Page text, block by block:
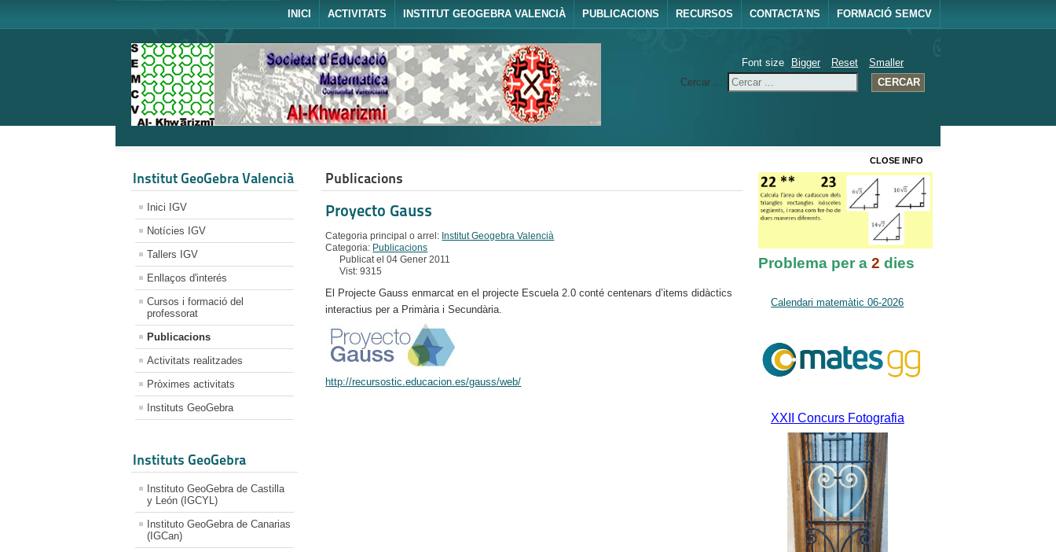
INICI ACTIVITATS INSTITUT GEOGEBRA VALENCIÀ PUBLICACIONS RECURSOS CONTACTA'NS FORMACIÓ SEMCV
Font size Bigger Reset
Smaller
Cercar ...
CERCAR
Institut GeoGebra Valencià
Inici IGV
Notícies IGV
Tallers IGV
Enllaços d'interés
Cursos i formació del
professorat
Publicacions
Activitats realitzades
Pròximes activitats
Instituts GeoGebra
Instituts GeoGebra
Instituto GeoGebra de Castilla
y León (IGCYL)
Instituto GeoGebra de Canarias
(IGCan)
Publicacions
Proyecto Gauss
Categoria principal o arrel: Institut Geogebra Valencià
Categoria: Publicacions
Publicat el 04 Gener 2011
Vist: 9315
El Projecte Gauss enmarcat en el projecte Escuela 2.0 conté centenars d’items didàctics
interactius per a Primària i Secundària.
http://recursostic.educacion.es/gauss/web/
CLOSE INFO
Problema per a 2 dies
Calendari matemàtic 06-2026
XXII Concurs Fotografia